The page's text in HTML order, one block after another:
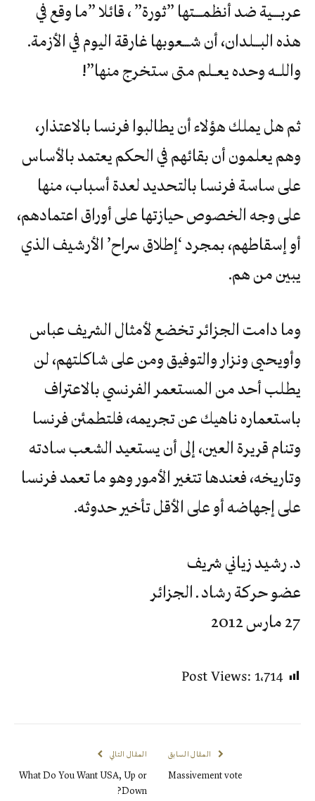
عربــــية ضد أنظمــــتها ”ثورة” ، قائلا ”ما وقع في
هذه البـــلدان، أن شـــعوبها غارقة اليوم في الأزمة.
واللــه وحده يعــلم متى ستخرج منها”!
ثم هل يملك هؤلاء أن يطالبوا فرنسا بالاعتذار،
وهم يعلمون أن بقائهم في الحكم يعتمد بالأساس
على ساسة فرنسا بالتحديد لعدة أسباب، منها
على وجه الخصوص حيازتها على أوراق اعتمادهم،
أو إسقاطهم، بمجرد ‘إطلاق سراح’ الأرشيف الذي
يبين من هم.
وما دامت الجزائر تخضع لأمثال الشريف عباس
وأويحيى ونزار والتوفيق ومن على شاكلتهم، لن
يطلب أحد من المستعمر الفرنسي بالاعتراف
باستعماره ناهيك عن تجريمه، فلتطمئن فرنسا
وتنام قريرة العين، إلى أن يستعيد الشعب سادته
وتاريخه، فعندها تتغير الأمور وهو ما تعمد فرنسا
على إجهاضه أو على الأقل تأخير حدوثه.
د. رشيد زياني شريف
عضو حركة رشاد ـ الجزائر
27 مارس 2012
Post Views:1٬714
المقال السابق
Massivement vote
المقال التالي
What Do You Want USA, Up or
Down?